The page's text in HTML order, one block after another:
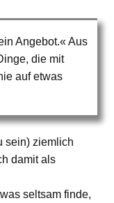
Angebot.« Aus
die mit
auf etwas
sein) ziemlich
damit als
seltsam finde,